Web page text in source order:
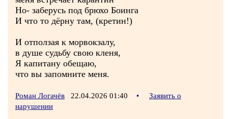
Но- заберусь под брюхо Боинга
И что то дёрну там, (кретин!)
И отползая к морвокзалу,
в душе судьбу свою кленя,
Я капитану обещаю,
что вы запомните меня.
Роман Логачёв 22.04.2026 01:40 •
Заявить о
нарушении